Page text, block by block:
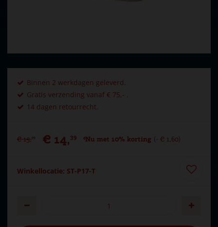
Binnen 2 werkdagen geleverd.
Gratis verzending vanaf € 75,- .
14 dagen retourrecht.
€ 15,99 € 14,39 Nu met 10% korting € 1,60
Winkellocatie: ST-P17-T